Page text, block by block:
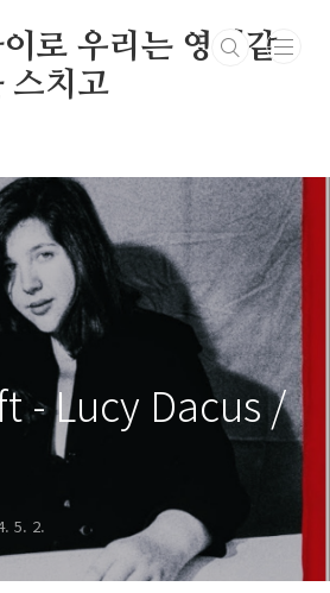
로 우리는 영원같
스치고
- Lucy Dacus /
5. 2.